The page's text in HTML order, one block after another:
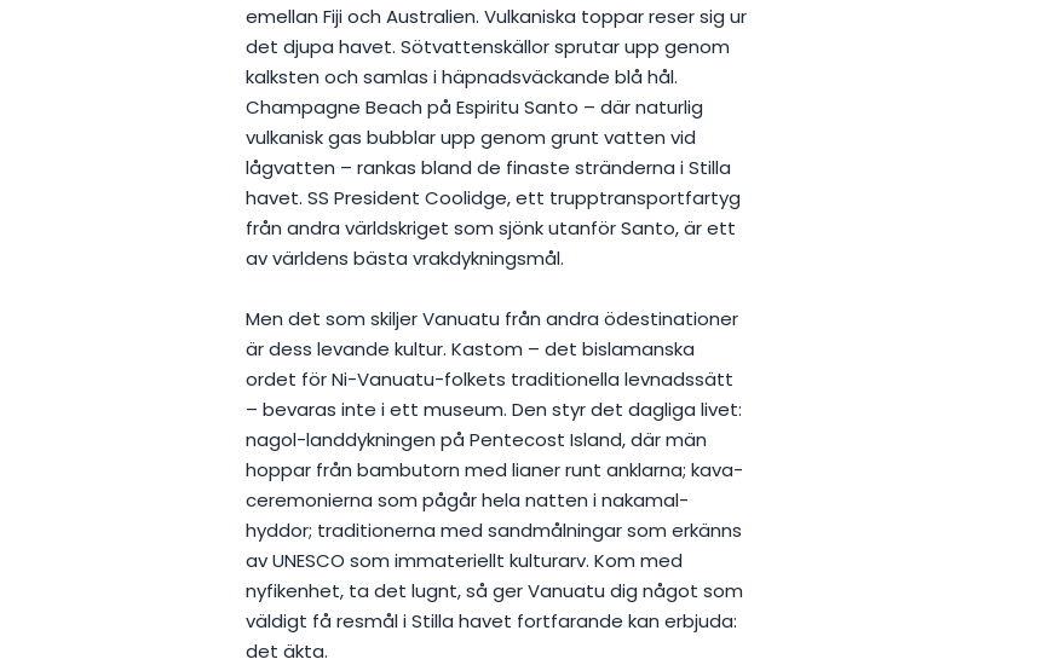
emellan Fiji och Australien. Vulkaniska toppar reser sig ur
det djupa havet. Sötvattenskällor sprutar upp genom
kalksten och samlas i häpnadsväckande blå hål.
Champagne Beach på Espiritu Santo – där naturlig
vulkanisk gas bubblar upp genom grunt vatten vid
lågvatten – rankas bland de finaste stränderna i Stilla
havet. SS President Coolidge, ett trupptransportfartyg
från andra världskriget som sjönk utanför Santo, är ett
av världens bästa vrakdykningsmål.
Men det som skiljer Vanuatu från andra ödestinationer
är dess levande kultur. Kastom – det bislamanska
ordet för Ni-Vanuatu-folkets traditionella levnadssätt
– bevaras inte i ett museum. Den styr det dagliga livet:
nagol-landdykningen på Pentecost Island, där män
hoppar från bambutorn med lianer runt anklarna; kava-
ceremonierna som pågår hela natten i nakamal-
hyddor; traditionerna med sandmålningar som erkänns
av UNESCO som immateriellt kulturarv. Kom med
nyfikenhet, ta det lugnt, så ger Vanuatu dig något som
väldigt få resmål i Stilla havet fortfarande kan erbjuda:
det äkta.